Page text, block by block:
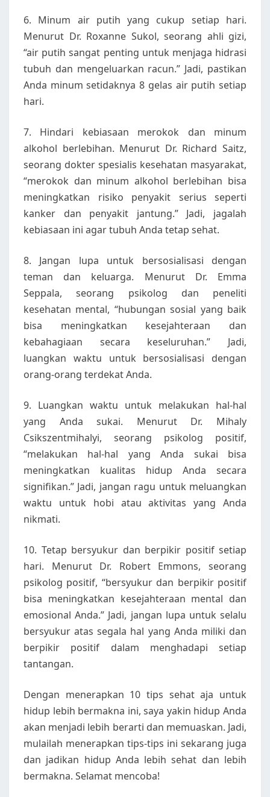
6. Minum air putih yang cukup setiap hari.
Menurut Dr. Roxanne Sukol, seorang ahli gizi,
“air putih sangat penting untuk menjaga hidrasi
tubuh dan mengeluarkan racun.” Jadi, pastikan
Anda minum setidaknya 8 gelas air putih setiap
hari.
7. Hindari kebiasaan merokok dan minum
alkohol berlebihan. Menurut Dr. Richard Saitz,
seorang dokter spesialis kesehatan masyarakat,
“merokok dan minum alkohol berlebihan bisa
meningkatkan risiko penyakit serius seperti
kanker dan penyakit jantung.” Jadi, jagalah
kebiasaan ini agar tubuh Anda tetap sehat.
8. Jangan lupa untuk bersosialisasi dengan
teman dan keluarga. Menurut Dr. Emma
Seppala, seorang psikolog dan peneliti
kesehatan mental, “hubungan sosial yang baik
bisa meningkatkan kesejahteraan dan
kebahagiaan secara keseluruhan.” Jadi,
luangkan waktu untuk bersosialisasi dengan
orang-orang terdekat Anda.
9. Luangkan waktu untuk melakukan hal-hal
yang Anda sukai. Menurut Dr. Mihaly
Csikszentmihalyi, seorang psikolog positif,
“melakukan hal-hal yang Anda sukai bisa
meningkatkan kualitas hidup Anda secara
signifikan.” Jadi, jangan ragu untuk meluangkan
waktu untuk hobi atau aktivitas yang Anda
nikmati.
10. Tetap bersyukur dan berpikir positif setiap
hari. Menurut Dr. Robert Emmons, seorang
psikolog positif, “bersyukur dan berpikir positif
bisa meningkatkan kesejahteraan mental dan
emosional Anda.” Jadi, jangan lupa untuk selalu
bersyukur atas segala hal yang Anda miliki dan
berpikir positif dalam menghadapi setiap
tantangan.
Dengan menerapkan 10 tips sehat aja untuk
hidup lebih bermakna ini, saya yakin hidup Anda
akan menjadi lebih berarti dan memuaskan. Jadi,
mulailah menerapkan tips-tips ini sekarang juga
dan jadikan hidup Anda lebih sehat dan lebih
bermakna. Selamat mencoba!